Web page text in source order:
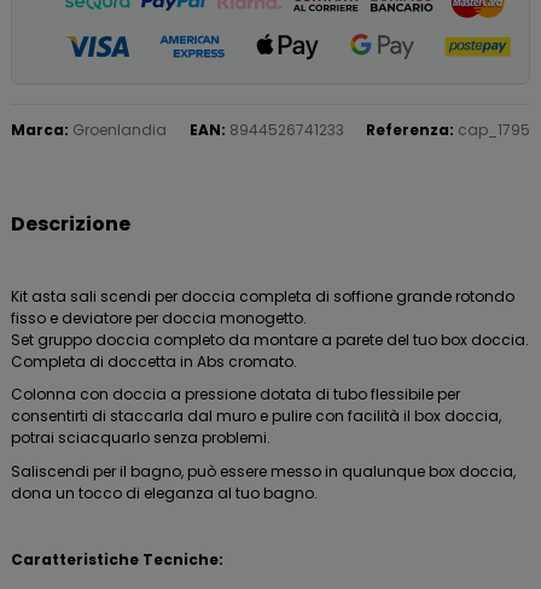
Marca: Groenlandia EAN: 8944526741233 Referenza: cap_1795
Descrizione
Kit asta sali scendi per doccia completa di soffione grande rotondo
fisso e deviatore per doccia monogetto.
Set gruppo doccia completo da montare a parete del tuo box doccia.
Completa di doccetta in Abs cromato.
Colonna con doccia a pressione dotata di tubo flessibile per
consentirti di staccarla dal muro e pulire con facilità il box doccia,
potrai sciacquarlo senza problemi.
Saliscendi per il bagno, può essere messo in qualunque box doccia,
dona un tocco di eleganza al tuo bagno.
Caratteristiche Tecniche: